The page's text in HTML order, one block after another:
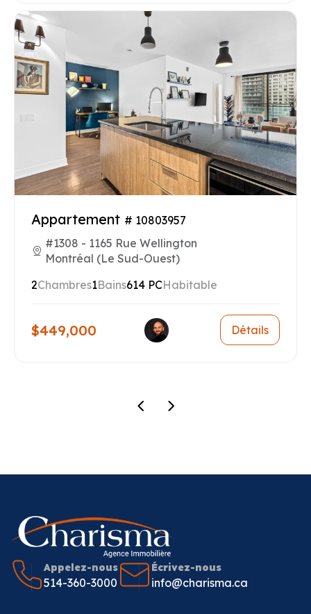
Appartement # 10803957
#1308 - 1165 Rue Wellington
Montréal (Le Sud-Ouest)
2Chambres1Bains614 PCHabitable
$449,000 Détails
Appelez-nous
514-360-3000
Écrivez-nous
info@charisma.ca